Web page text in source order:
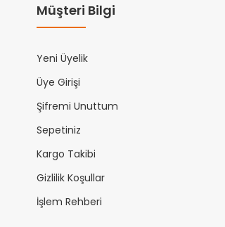
Müşteri Bilgi
Yeni Üyelik
Üye Girişi
Şifremi Unuttum
Sepetiniz
Kargo Takibi
Gizlilik Koşullar
İşlem Rehberi